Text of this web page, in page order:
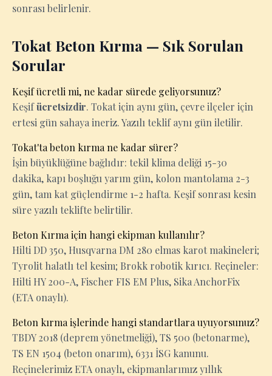
sonrası belirlenir.
Tokat Beton Kırma — Sık Sorulan
Sorular
Keşif ücretli mi, ne kadar sürede geliyorsunuz?
Keşifücretsizdir. Tokat için aynı gün, çevre ilçeler için
ertesi gün sahaya ineriz. Yazılı teklif aynı gün iletilir.
Tokat'ta beton kırma ne kadar sürer?
İşin büyüklüğüne bağlıdır: tekil klima deliği 15-30
dakika, kapı boşluğu yarım gün, kolon mantolama 2-3
gün, tam kat güçlendirme 1-2 hafta. Keşif sonrası kesin
süre yazılı teklifte belirtilir.
Beton Kırma için hangi ekipman kullanılır?
Hilti DD 350, Husqvarna DM 280 elmas karot makineleri;
Tyrolit halatlı tel kesim; Brokk robotik kırıcı. Reçineler:
Hilti HY 200-A, Fischer FIS EM Plus, Sika AnchorFix
(ETA onaylı).
Beton kırma işlerinde hangi standartlara uyuyorsunuz?
TBDY 2018 (deprem yönetmeliği), TS 500 (betonarme),
TS EN 1504 (beton onarım), 6331 İSG kanunu.
Reçinelerimiz ETA onaylı, ekipmanlarımız yıllık